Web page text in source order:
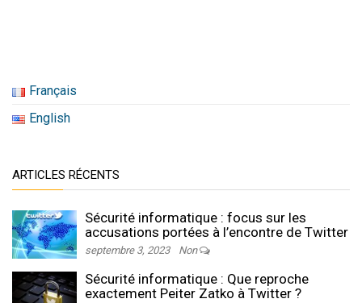
Français
English
ARTICLES RÉCENTS
Sécurité informatique : focus sur les
accusations portées à l’encontre de Twitter
septembre 3, 2023 Non
Sécurité informatique : Que reproche
exactement Peiter Zatko à Twitter ?